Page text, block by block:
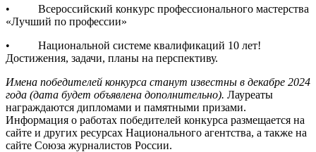
• Всероссийский конкурс профессионального мастерства
«Лучший по профессии»
• Национальной системе квалификаций 10 лет!
Достижения, задачи, планы на перспективу.
Имена победителей конкурса станут известны в декабре 2024
года (дата будет объявлена дополнительно). Лауреаты
награждаются дипломами и памятными призами.
Информация о работах победителей конкурса размещается на
сайте и других ресурсах Национального агентства, а также на
сайте Союза журналистов России.